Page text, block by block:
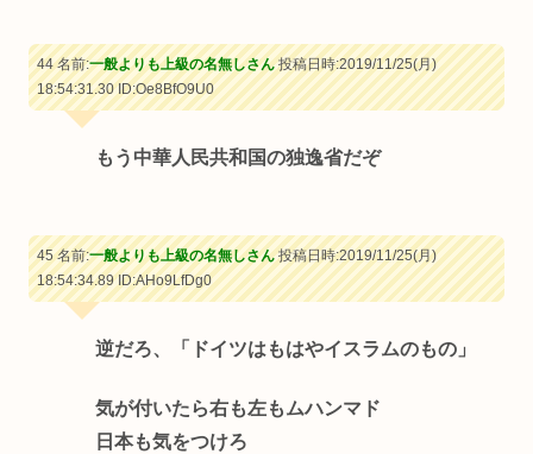
44 名前:一般よりも上級の名無しさん投稿日時:2019/11/25(月)
18:54:31.30ID:Oe8BfO9U0
もう中華人民共和国の独逸省だぞ
45 名前:一般よりも上級の名無しさん投稿日時:2019/11/25(月)
18:54:34.89ID:AHo9LfDg0
逆だろ、「ドイツはもはやイスラムのもの」
気が付いたら右も左もムハンマド
日本も気をつけろ